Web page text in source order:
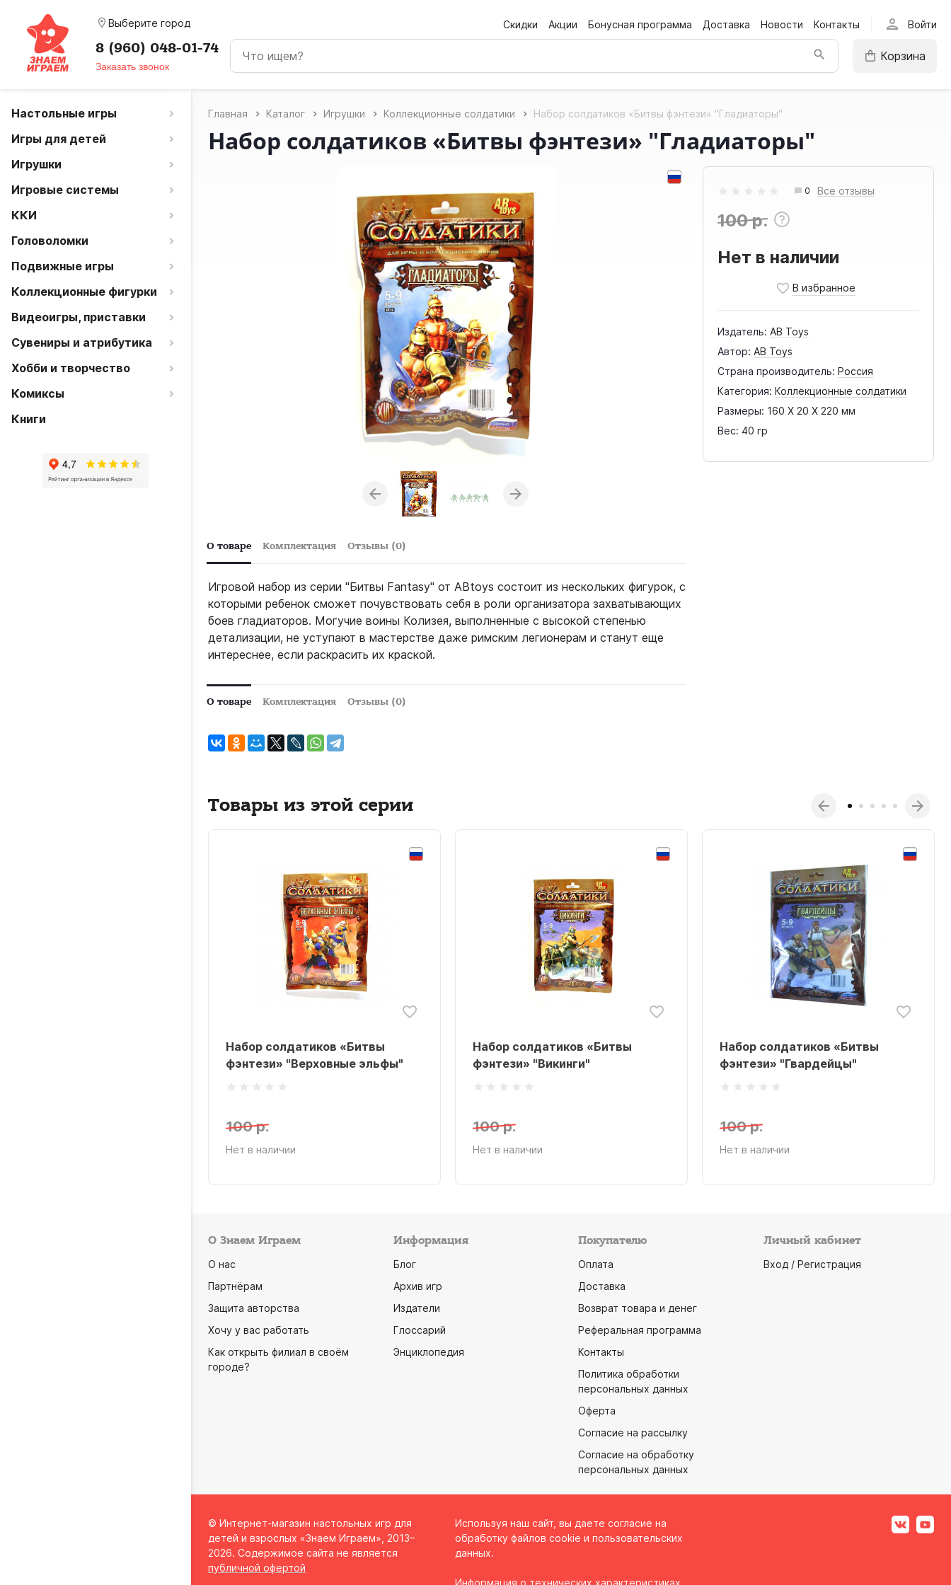
room Выберите город Скидки Акции Бонусная программа Доставка Новости Контакты person Войти
8 (960) 048-01-74
Заказать звонок
Корзина
Настольные игры
Игры для детей
Игрушки
Игровые системы
ККИ
Головоломки
Подвижные игры
Коллекционные фигурки
Видеоигры, приставки
Сувениры и атрибутика
Хобби и творчество
Комиксы
Книги
Главная Каталог Игрушки Коллекционные солдатики Набор солдатиков «Битвы фэнтези» "Гладиаторы"
Набор солдатиков «Битвы фэнтези» "Гладиаторы"
0 Все отзывы
100 р.
Нет в наличии
Издатель: AB Toys
Автор: AB Toys
Страна производитель: Россия
Категория: Коллекционные солдатики
Размеры: 160 X 20 X 220 мм
Вес: 40 гр
О товаре Комплектация Отзывы (0)
Игровой набор из серии "Битвы Fantasy" от ABtoys состоит из нескольких фигурок, с
которыми ребенок сможет почувствовать себя в роли организатора захватывающих
боев гладиаторов. Могучие воины Колизея, выполненные с высокой степенью
детализации, не уступают в мастерстве даже римским легионерам и станут еще
интереснее, если раскрасить их краской.
О товаре Комплектация Отзывы (0)
Товары из этой серии
Набор солдатиков «Битвы
фэнтези» "Верховные эльфы"
100 р.
Нет в наличии
Набор солдатиков «Битвы
фэнтези» "Викинги"
100 р.
Нет в наличии
Набор солдатиков «Битвы
фэнтези» "Гвардейцы"
100 р.
Нет в наличии
О Знаем Играем
О нас
Партнёрам
Защита авторства
Хочу у вас работать
Как открыть филиал в своём
городе?
Информация
Блог
Архив игр
Издатели
Глоссарий
Энциклопедия
Покупателю
Оплата
Доставка
Возврат товара и денег
Реферальная программа
Контакты
Политика обработки
персональных данных
Оферта
Согласие на рассылку
Согласие на обработку
персональных данных
Личный кабинет
Вход / Регистрация
© Интернет-магазин настольных игр для
детей и взрослых «Знаем Играем», 2013–
2026. Содержимое сайта не является
публичной офертой
Используя наш сайт, вы даете согласие на
обработку файлов cookie и пользовательских
данных.
Информация о технических характеристиках,